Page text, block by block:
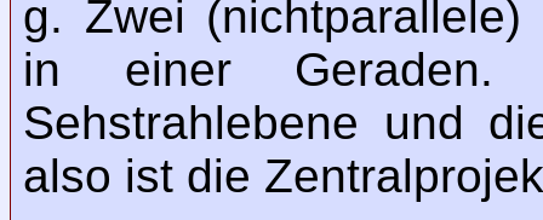
g. Zwei
in einer Geraden.
Sehstrahlebene und
also ist die